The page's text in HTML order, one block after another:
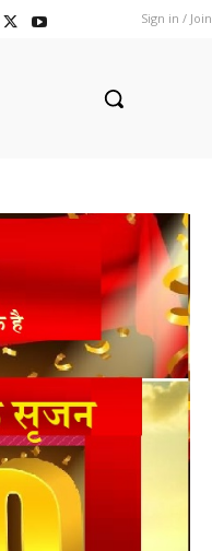
Sign in / Join